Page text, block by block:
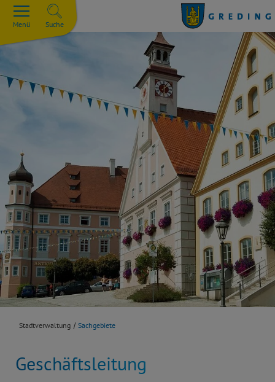
Menü Suche
Stadtverwaltung Sachgebiete
Geschäftsleitung